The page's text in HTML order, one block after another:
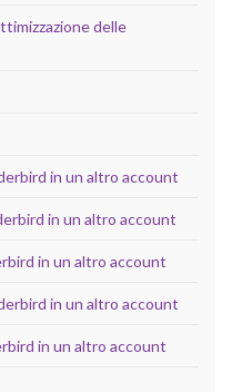
delle
in un altro account
in un altro account
in un altro account
in un altro account
in un altro account